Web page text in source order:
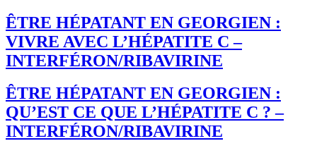
ȆTRE HÉPATANT EN GEORGIEN :
VIVRE AVEC L’HÉPATITE C –
INTERFÉRON/RIBAVIRINE
ȆTRE HÉPATANT EN GEORGIEN :
QU’EST CE QUE L’HÉPATITE C ? –
INTERFÉRON/RIBAVIRINE